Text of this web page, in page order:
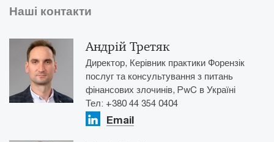
Наші контакти
Андрій Третяк
Директор, Керівник практики Форензік
послуг та консультування з питань
фінансових злочинів, PwC в Україні
Тел: +380 44 354 0404
Email